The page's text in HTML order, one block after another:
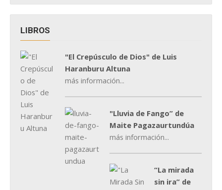
LIBROS
"El Crepúsculo de Dios" de Luis
Haranburu Altuna
más información...
"Lluvia de Fango” de
Maite Pagazaurtundúa
más información...
“La mirada
sin ira” de